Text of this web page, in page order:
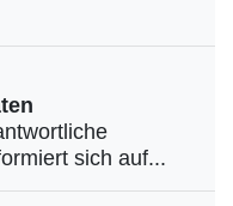
sich auf...